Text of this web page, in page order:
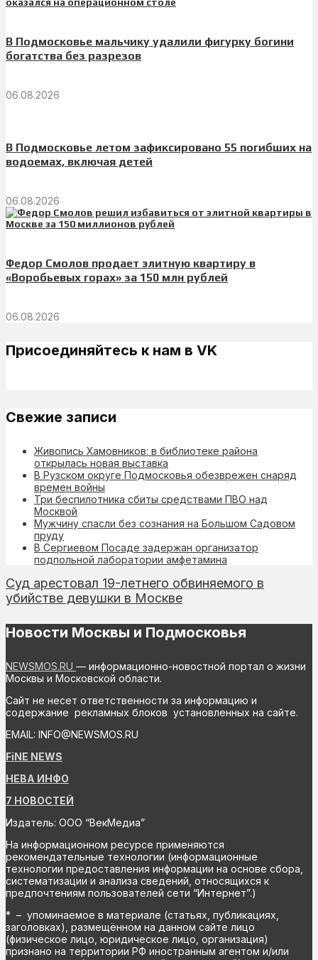
В Подмосковье мальчику удалили фигурку богини
богатства без разрезов
06.08.2026
В Подмосковье летом зафиксировано 55 погибших на
водоемах, включая детей
06.08.2026
Федор Смолов продает элитную квартиру в
«Воробьевых горах» за 150 млн рублей
06.08.2026
Присоединяйтесь к нам в VK
Свежие записи
Живопись Хамовников: в библиотеке района
открылась новая выставка
В Рузском округе Подмосковья обезврежен снаряд
времен войны
Три беспилотника сбиты средствами ПВО над
Москвой
Мужчину спасли без сознания на Большом Садовом
пруду
В Сергиевом Посаде задержан организатор
подпольной лаборатории амфетамина
Суд арестовал 19-летнего обвиняемого в
убийстве девушки в Москве
Новости Москвы и Подмосковья
NEWSMOS.RU — информационно-новостной портал о жизни
Москвы и Московской области.
Сайт не несет ответственности за информацию и
содержание рекламных блоков установленных на сайте.
EMAIL: INFO@NEWSMOS.RU
FiNE NEWS
НЕВА ИНФО
7 НОВОСТЕЙ
Издатель: ООО “ВекМедиа”
На информационном ресурсе применяются
рекомендательные технологии (информационные
технологии предоставления информации на основе сбора,
систематизации и анализа сведений, относящихся к
предпочтениям пользователей сети “Интернет”.)
* – упоминаемое в материале (статьях, публикациях,
заголовках), размещённом на данном сайте лицо
(физическое лицо, юридическое лицо, организация)
признано на территории РФ иностранным агентом и/или